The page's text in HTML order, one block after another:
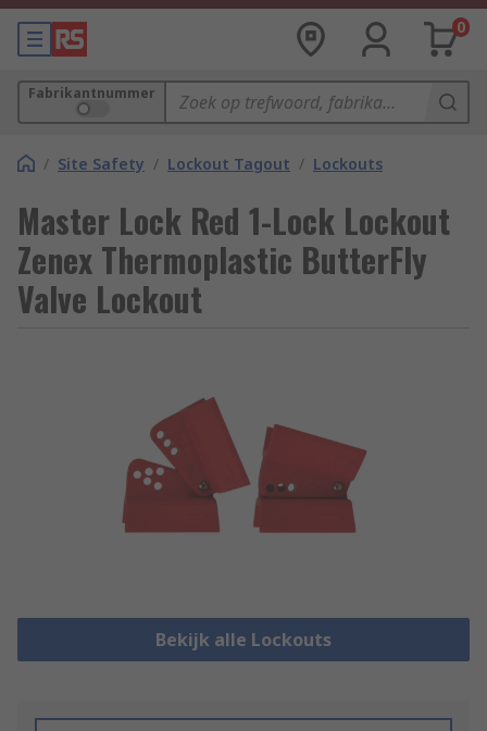
0
Fabrikantnummer
/ Site Safety / Lockout Tagout / Lockouts
Master Lock Red 1-Lock Lockout
Zenex Thermoplastic ButterFly
Valve Lockout
Bekijk alle Lockouts